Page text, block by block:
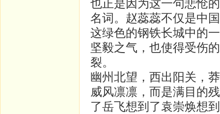
也正是因为这一句悲怆
名词。赵蕊蕊不仅是中
这绿色的钢铁长城中的
坚毅之气，也使得受伤
裂。
幽州北望，西出阳关，
威风凛凛，而是满目的
了岳飞想到了袁崇焕想